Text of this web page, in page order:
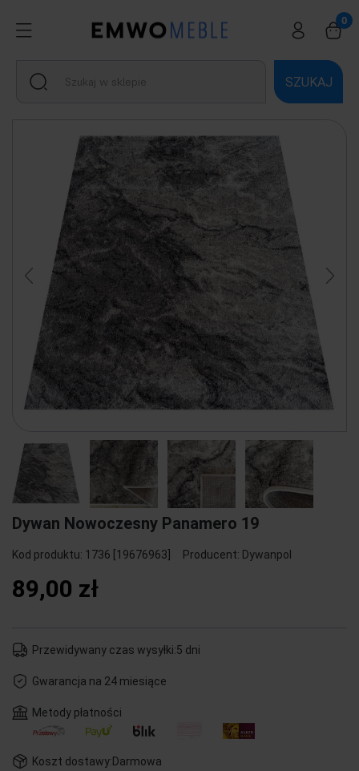
SZUKAJ
Dywan Nowoczesny Panamero 19
Kod produktu: 1736 [19676963] Producent: Dywanpol
89,00 zł
Przewidywany czas wysyłki:5 dni
Gwarancja na 24 miesiące
Metody płatności
Koszt dostawy:Darmowa